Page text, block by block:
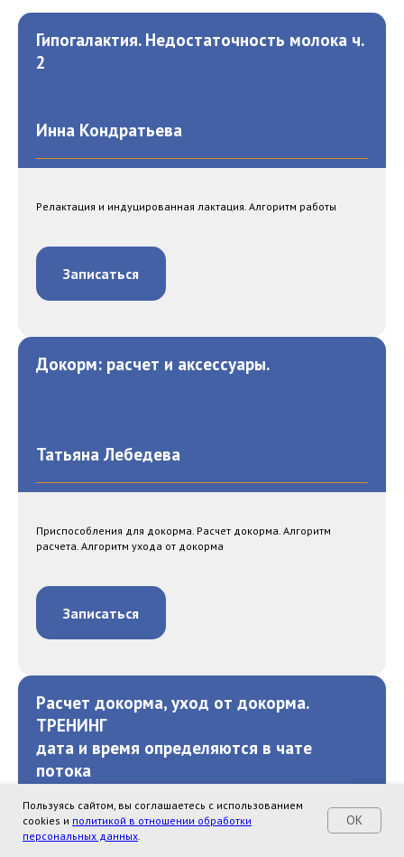
Гипогалактия. Недостаточность молока ч.
2
Инна Кондратьева
Релактация и индуцированная лактация. Алгоритм работы
Записаться
Докорм: расчет и аксессуары.
Татьяна Лебедева
Приспособления для докорма. Расчет докорма. Алгоритм
расчета. Алгоритм ухода от докорма
Записаться
Расчет докорма, уход от докорма.
ТРЕНИНГ
дата и время определяются в чате
потока
Пользуясь сайтом, вы соглашаетесь с использованием
cookies и политикой в отношении обработки
персональных данных.
OK